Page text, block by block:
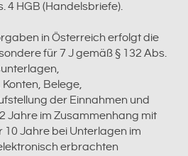
4 HGB (Handelsbriefe).
in Österreich erfolgt die
für 7 J gemäß § 132 Abs.
Belege,
der Einnahmen und
Jahre im Zusammenhang mit
Jahre bei Unterlagen im
erbrachten